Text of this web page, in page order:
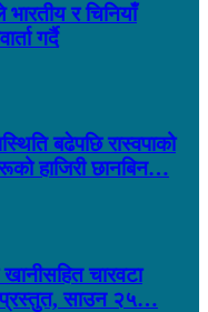
भारतीय र चिनियाँ
गर्दै
बढेपछि रास्वपाको
हाजिरी छानबिन…
खानीसहित चारवटा
प्रस्तुत, साउन २५…